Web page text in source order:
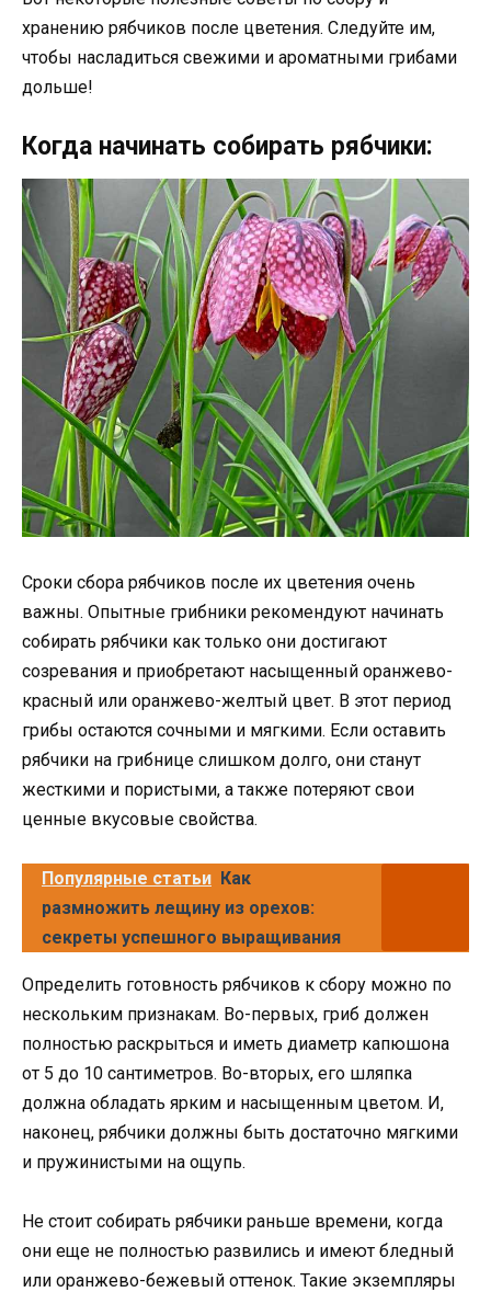
хранению рябчиков после цветения. Следуйте им,
чтобы насладиться свежими и ароматными грибами
дольше!
Когда начинать собирать рябчики:
Сроки сбора рябчиков после их цветения очень
важны. Опытные грибники рекомендуют начинать
собирать рябчики как только они достигают
созревания и приобретают насыщенный оранжево-
красный или оранжево-желтый цвет. В этот период
грибы остаются сочными и мягкими. Если оставить
рябчики на грибнице слишком долго, они станут
жесткими и пористыми, а также потеряют свои
ценные вкусовые свойства.
Популярные статьи Как
размножить лещину из орехов:
секреты успешного выращивания
Определить готовность рябчиков к сбору можно по
нескольким признакам. Во-первых, гриб должен
полностью раскрыться и иметь диаметр капюшона
от 5 до 10 сантиметров. Во-вторых, его шляпка
должна обладать ярким и насыщенным цветом. И,
наконец, рябчики должны быть достаточно мягкими
и пружинистыми на ощупь.
Не стоит собирать рябчики раньше времени, когда
они еще не полностью развились и имеют бледный
или оранжево-бежевый оттенок. Такие экземпляры